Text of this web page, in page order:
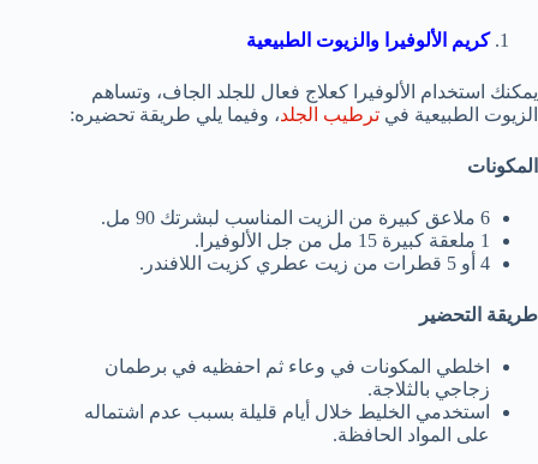
كريم الألوفيرا والزيوت الطبيعية
يمكنك استخدام الألوفيرا كعلاج فعال للجلد الجاف، وتساهم
الزيوت الطبيعية في ترطيب الجلد، وفيما يلي طريقة تحضيره:
المكونات
6 ملاعق كبيرة من الزيت المناسب لبشرتك 90 مل.
1 ملعقة كبيرة 15 مل من جل الألوفيرا.
4 أو 5 قطرات من زيت عطري كزيت اللافندر.
طريقة التحضير
اخلطي المكونات في وعاء ثم احفظيه في برطمان
زجاجي بالثلاجة.
استخدمي الخليط خلال أيام قليلة بسبب عدم اشتماله
على المواد الحافظة.